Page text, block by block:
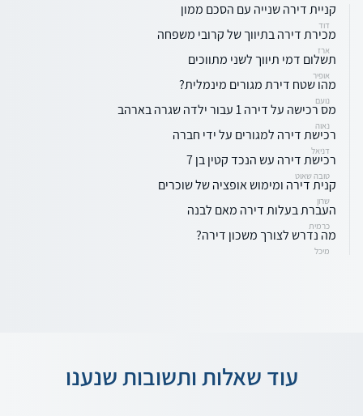
קניית דירה שנייה עם הסכם ממון
דוד
מכירת דירה בתיווך של קרובי משפחה
ארז
תשלום דמי תיווך לשני מתווכים
אופיר
מהו שטח דירת מגורים מינמלית?
נועם
מס רכישה על דירה 1 עבור ילדה שגרה בארהב
נאוה
רכישת דירה למגורים על ידי חברה
דניאל
רכישת דירה עש הנכד קטין בן 7
טובה שאוט
קנית דירה ומימוש אופציה של שוכרים
שרון
העברת בעלות דירה מאם לבנה
כרמית
מה נדרש לצורך משכון דירה?
מיכל
עוד שאלות ותשובות שנענו